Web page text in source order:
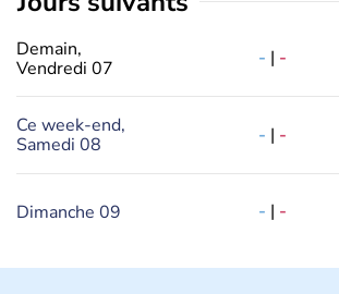
Demain,
Vendredi 07
- | -
Ce week-end,
Samedi 08
- | -
Dimanche 09 - | -